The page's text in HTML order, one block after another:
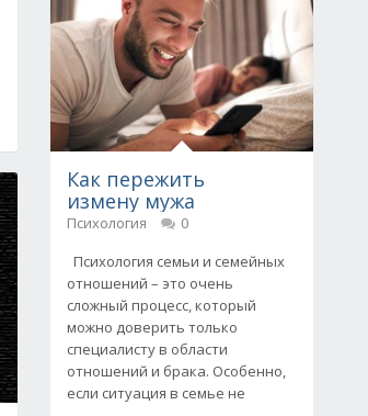
Как пережить
измену мужа
Психология
0
Психология семьи и семейных
отношений – это очень
сложный процесс, который
можно доверить только
специалисту в области
отношений и брака. Особенно,
если ситуация в семье не